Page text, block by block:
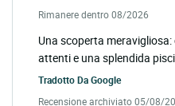
Rimanere dentro 08/2026
Una scoperta
attenti e una splendida
Tradotto DaGoogle
Recensione archiviato 05/08/